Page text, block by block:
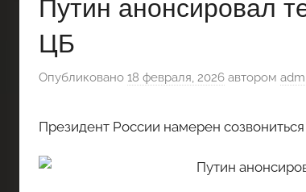
Путин анонсировал
ЦБ
Опубликовано 18 февраля, 2026 автором
Президент России намерен